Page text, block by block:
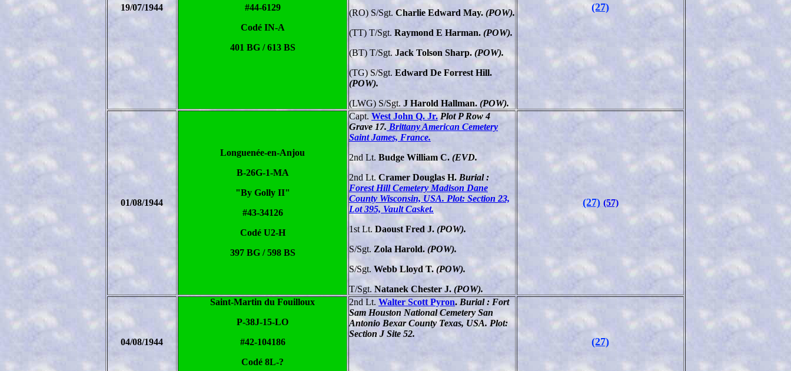
19/07/1944
#44-6129
Codé IN-A
401 BG / 613 BS
(RO) S/Sgt. Charlie Edward May. (POW).
(TT) T/Sgt. Raymond E Harman. (POW).
(BT) T/Sgt. Jack Tolson Sharp. (POW).
(TG) S/Sgt. Edward De Forrest Hill.
(POW).
(LWG) S/Sgt. J Harold Hallman. (POW).
(27)
01/08/1944
Longuenée-en-Anjou
B-26G-1-MA
"By Golly II"
#43-34126
Codé U2-H
397 BG / 598 BS
Capt. West John Q. Jr.Plot P Row 4
Grave 17. Brittany American Cemetery
Saint James, France.
2nd Lt. Budge William C. (EVD.
2nd Lt. Cramer Douglas H. Burial :
Forest Hill Cemetery Madison Dane
County Wisconsin, USA. Plot: Section 23,
Lot 395, Vault Casket.
1st Lt. Daoust Fred J. (POW).
S/Sgt. Zola Harold. (POW).
S/Sgt. Webb Lloyd T. (POW).
T/Sgt. Natanek Chester J. (POW).
(27) (57)
04/08/1944
Saint-Martin du Fouilloux
P-38J-15-LO
#42-104186
Codé 8L-?
2nd Lt. Walter Scott Pyron. Burial : Fort
Sam Houston National Cemetery San
Antonio Bexar County Texas, USA. Plot:
Section J Site 52.
(27)